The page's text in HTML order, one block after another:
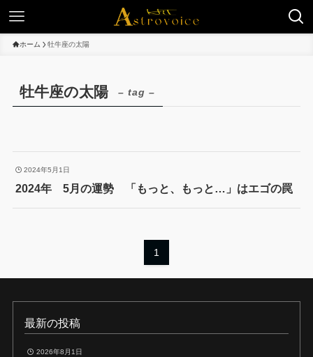
ホーム 牡牛座の太陽
牡牛座の太陽 – tag –
2024年5月1日
2024年 5月の運勢 「もっと、もっと…」はエゴの罠
1
最新の投稿
2026年8月1日